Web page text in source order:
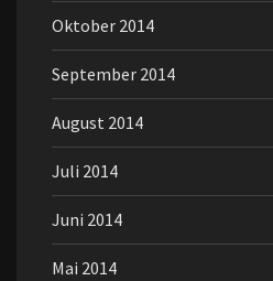
Oktober 2014
September 2014
August 2014
Juli 2014
Juni 2014
Mai 2014